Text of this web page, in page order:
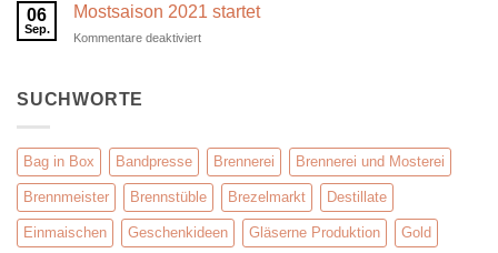
weihnachtet
der
06
Sep.
Mostsaison 2021 startet
Kommentare deaktiviertfür
SUCHWORTE
Bag in Box Bandpresse Brennerei Brennerei und Mosterei
Brennmeister Brennstüble Brezelmarkt Destillate
Einmaischen Geschenkideen Gläserne Produktion Gold